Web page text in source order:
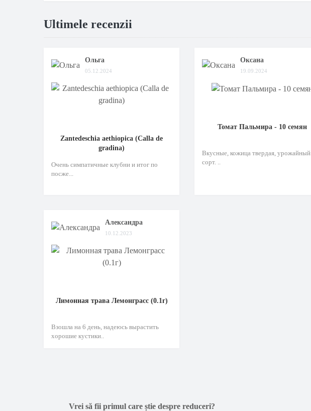
Ultimele recenzii
Ольга
05.12.2024
Zantedeschia aethiopica (Calla de
gradina)
Очень симпатичные клубни и итог по
посже...
Оксана
19.09.2024
Томат Пальмира - 10 семян
Вкусные, кожица твердая, урожайный
сорт. ..
Александра
10.12.2023
Лимонная трава Лемонграсс (0.1г)
Взошла на 6 день, надеюсь вырастить
хорошие кустики..
Vrei să fii primul care știe despre reduceri?